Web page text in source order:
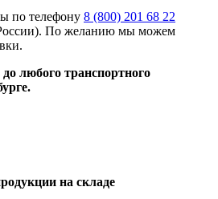
по телефону 8 (800) 201 68 22
По желанию мы можем
любого транспортного
на складе